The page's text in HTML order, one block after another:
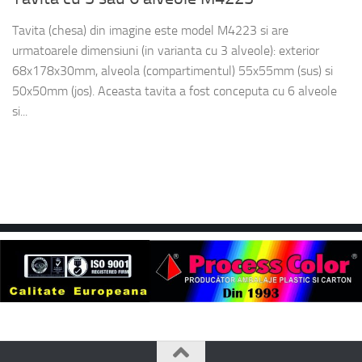
Tavita (chesa) din imagine este model M4223 si are
urmatoarele dimensiuni (in varianta cu 3 alveole): exterior
68x178x30mm, alveola (compartimentul) 55x55mm (sus) si
50x50mm (jos). Aceasta tavita a fost conceputa cu 6 alveole
si...